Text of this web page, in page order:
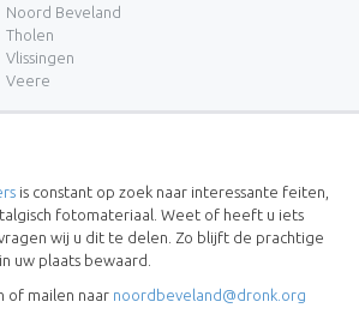
Noord Beveland
Tholen
Vlissingen
Veere
is constant op zoek naar interessante feiten,
fotomateriaal. Weet of heeft u iets
wij u dit te delen. Zo blijft de prachtige
uw plaats bewaard.
of mailen naar noordbeveland@dronk.org